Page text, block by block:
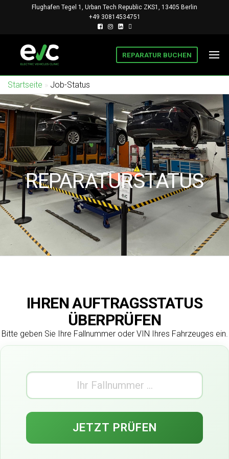
Flughafen Tegel 1, Urban Tech Republic ZKS1, 13405 Berlin
+49 30814534751
BERLIN
EV
CLINIC
PHEV,
FORSCHUNG
UND
REPARATUR
REPARATUR BUCHEN
Startseite » Job-Status
REPARATURSTATUS
IHREN AUFTRAGSSTATUS
ÜBERPRÜFEN
Bitte geben Sie Ihre Fallnummer oder VIN Ihres Fahrzeuges ein.